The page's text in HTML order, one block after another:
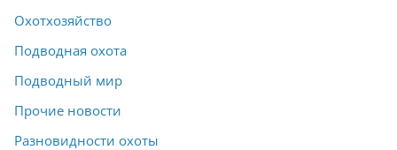
Охотхозяйство
Подводная охота
Подводный мир
Прочие новости
Разновидности охоты